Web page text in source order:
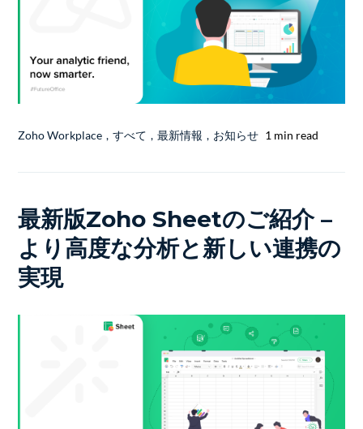
Zoho Workplace , すべて , 最新情報 , お知らせ 1 min read
最新版Zoho Sheetのご紹介 –
より高度な分析と新しい連携の
実現